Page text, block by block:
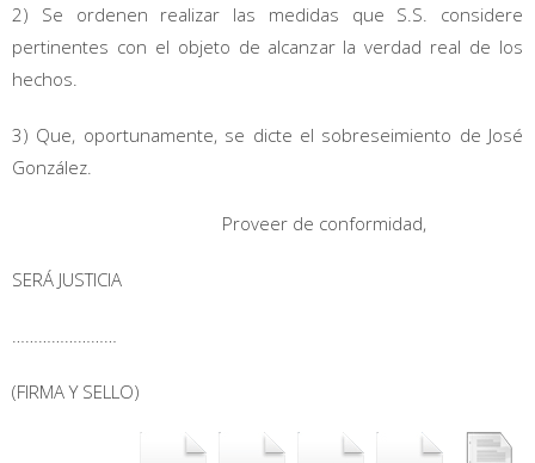
2) Se ordenen realizar las medidas que S.S. considere
pertinentes con el objeto de alcanzar la verdad real de los
hechos.
3) Que, oportunamente, se dicte el sobreseimiento de José
González.
Proveer de conformidad,
SERÁ JUSTICIA
(FIRMA Y SELLO)